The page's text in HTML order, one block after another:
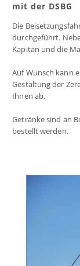
mit der DSBG
Die
durchgeführt.
Kapitän und die
Auf Wunsch kann
Gestaltung der
Ihnen ab.
Getränke sind an
bestellt werden.